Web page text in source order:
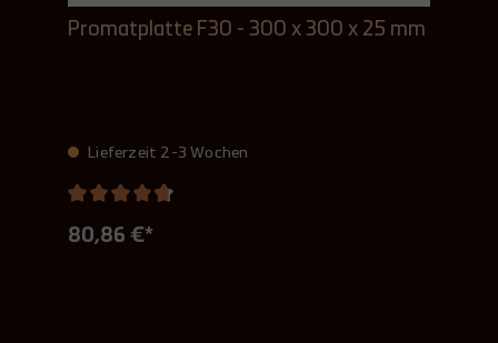
Promatplatte F30 - 300 x 300 x 25 mm
Lieferzeit 2-3 Wochen
80,86 €*